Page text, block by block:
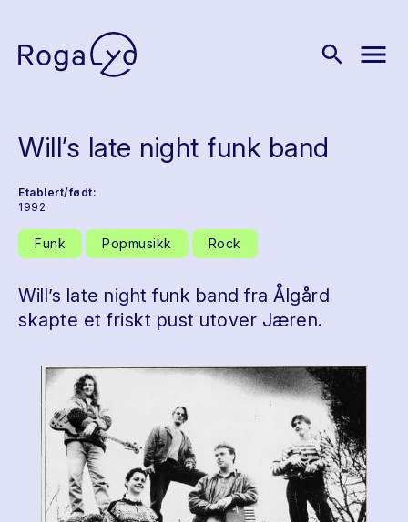
search menu
Will’s late night funk band
Etablert/født:
1992
Funk Popmusikk Rock
Will’s late night funk band fra Ålgård
skapte et friskt pust utover Jæren.